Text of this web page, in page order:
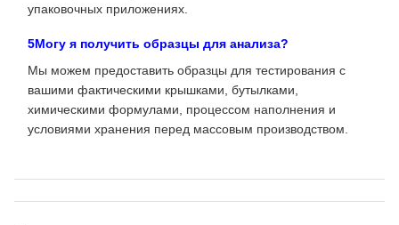
упаковочных приложениях.
5Могу я получить образцы для анализа?
Мы можем предоставить образцы для тестирования с
вашими фактическими крышками, бутылками,
химическими формулами, процессом наполнения и
условиями хранения перед массовым производством.